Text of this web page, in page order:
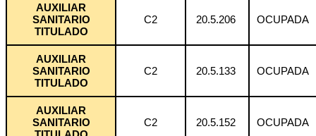
AUXILIAR
SANITARIO
TITULADO
C2 20.5.206 OCUPADA
AUXILIAR
SANITARIO
TITULADO
C2 20.5.133 OCUPADA
AUXILIAR
SANITARIO
C2 20.5.152 OCUPADA